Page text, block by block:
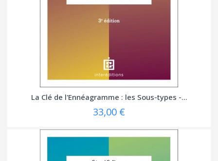
La Clé de l'Ennéagramme : les Sous-types -...
33,00 €